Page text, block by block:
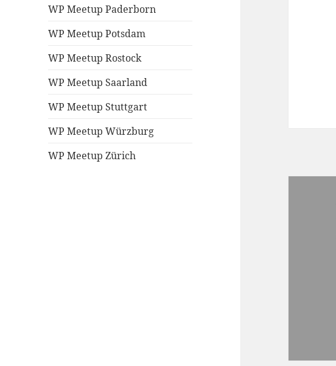
WP Meetup Paderborn
WP Meetup Potsdam
WP Meetup Rostock
WP Meetup Saarland
WP Meetup Stuttgart
WP Meetup Würzburg
WP Meetup Zürich